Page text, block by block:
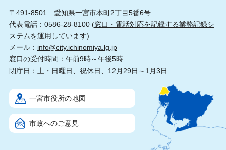
〒491-8501 愛知県一宮市本町2丁目5番6号
代表電話：0586-28-8100 (窓口・電話対応を記録する業務記録シ
ステムを運用しています)
メール： info@city.ichinomiya.lg.jp
窓口の受付時間：午前9時～午後5時
閉庁日：土・日曜日、祝休日、12月29日～1月3日
一宮市役所の地図
市政へのご意見